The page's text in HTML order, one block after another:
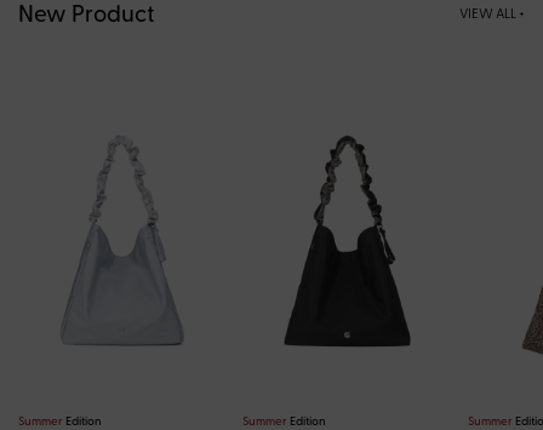
New Product VIEW ALL +
Summer Edition Summer Edition Summer